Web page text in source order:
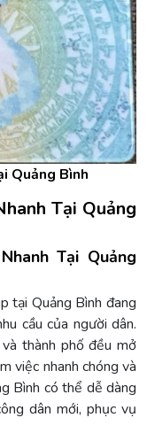
Quảng Bình
Tại Quảng
Tại Quảng
tại Quảng Bình đang
cầu của người dân.
thành phố đều mở
việc nhanh chóng và
Bình có thể dễ dàng
dân mới, phục vụ